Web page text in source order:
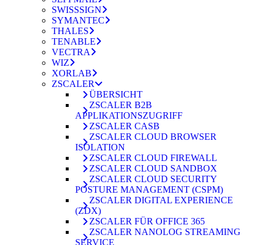
SWISSSIGN
SYMANTEC
THALES
TENABLE
VECTRA
WIZ
XORLAB
ZSCALER
ÜBERSICHT
ZSCALER B2B
APPLIKATIONSZUGRIFF
ZSCALER CASB
ZSCALER CLOUD BROWSER
ISOLATION
ZSCALER CLOUD FIREWALL
ZSCALER CLOUD SANDBOX
ZSCALER CLOUD SECURITY
POSTURE MANAGEMENT (CSPM)
ZSCALER DIGITAL EXPERIENCE
(ZDX)
ZSCALER FÜR OFFICE 365
ZSCALER NANOLOG STREAMING
SERVICE